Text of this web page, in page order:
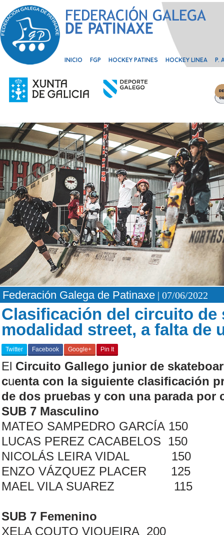
INICIO FGP HOCKEY PATINES HOCKEY LINEA P.
Federación Galega de Patinaxe | 07/06/2022
Clasificación del circuito de
modalidad street, a falta de
Twitter Facebook Google+ Pin It
El Circuito Gallego junior de
cuenta con la siguiente clasificación
de dos pruebas y con una parada por
SUB 7 Masculino
MATEO SAMPEDRO GARCÍA 150
LUCAS PEREZ CACABELOS 150
NICOLÁS LEIRA VIDAL 150
ENZO VÁZQUEZ PLACER 125
MAEL VILA SUAREZ 115
SUB 7 Femenino
XELA COUTO VIQUEIRA 200